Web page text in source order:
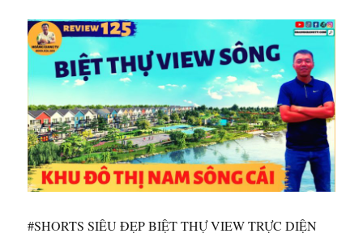
TỚI
?
|
HOÀNG
GIANG
TV
#SHORTS SIÊU ĐẸP BIỆT THỰ VIEW TRỰC DIỆN